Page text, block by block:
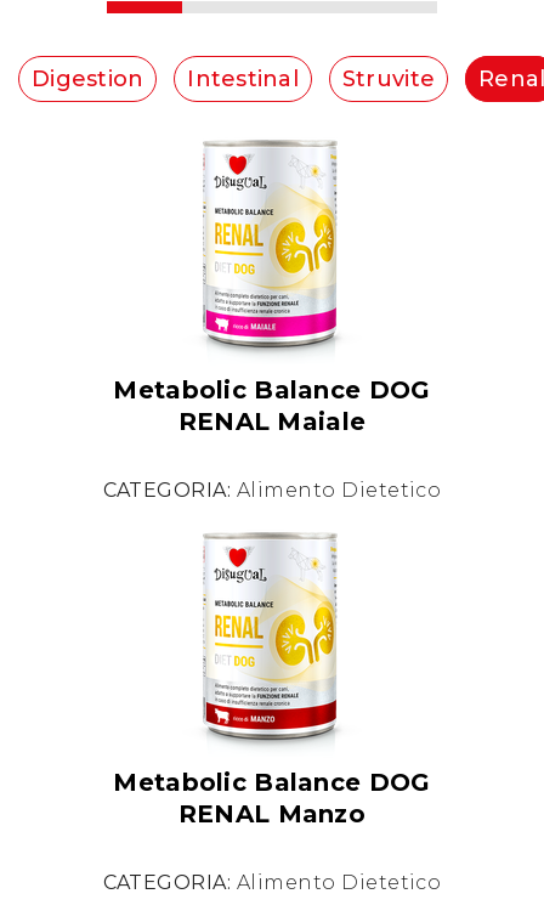
Digestion Intestinal Struvite
Metabolic Balance DOG
RENAL Maiale
CATEGORIA: Alimento Dietetico
Metabolic Balance DOG
RENAL Manzo
CATEGORIA: Alimento Dietetico